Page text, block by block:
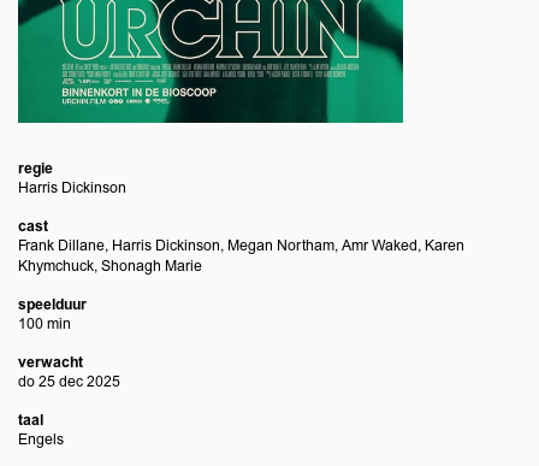
regie
Harris Dickinson
cast
Frank Dillane, Harris Dickinson, Megan Northam, Amr Waked, Karen
Khymchuck, Shonagh Marie
speelduur
100 min
verwacht
do 25 dec 2025
taal
Engels